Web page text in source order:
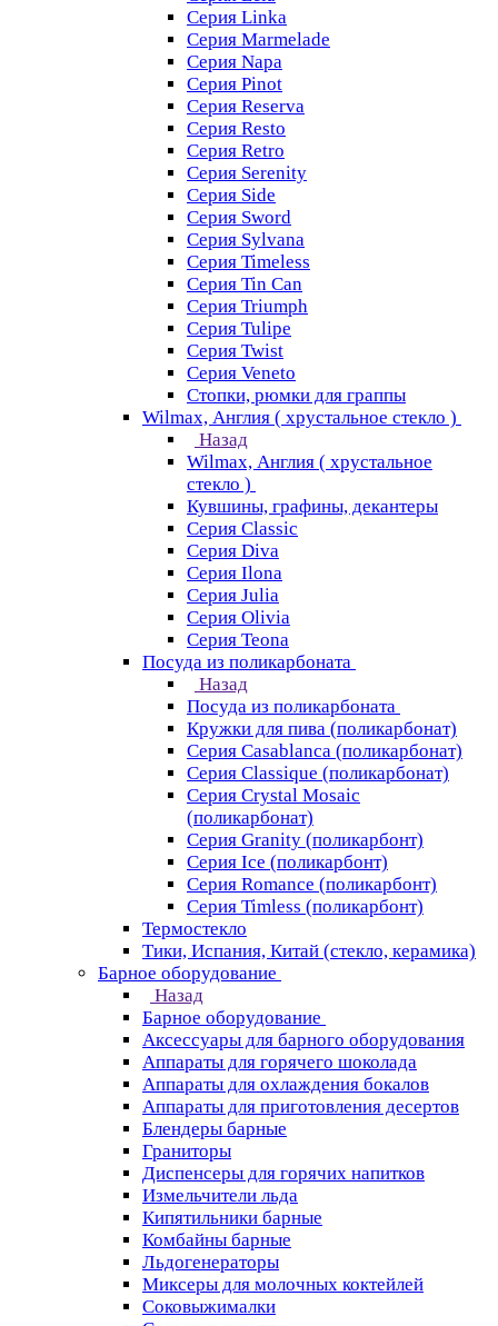
Серия Linka
Серия Marmelade
Серия Napa
Серия Pinot
Серия Reserva
Серия Resto
Серия Retro
Серия Serenity
Серия Side
Серия Sword
Серия Sуlvana
Серия Timeless
Серия Tin Can
Серия Triumph
Серия Tulipe
Серия Twist
Серия Veneto
Стопки, рюмки для граппы
Wilmax, Англия ( хрустальное стекло )
Назад
Wilmax, Англия ( хрустальное
стекло )
Кувшины, графины, декантеры
Серия Classic
Серия Diva
Серия Ilona
Серия Julia
Серия Olivia
Серия Teona
Посуда из поликарбоната
Назад
Посуда из поликарбоната
Кружки для пива (поликарбонат)
Серия Casablanсa (поликарбонат)
Серия Classique (поликарбонат)
Серия Crystal Mosaic
(поликарбонат)
Серия Granity (поликарбонт)
Серия Ice (поликарбонт)
Серия Romance (поликарбонт)
Серия Timless (поликарбонт)
Термостекло
Тики, Испания, Китай (стекло, керамика)
Барное оборудование
Назад
Барное оборудование
Аксессуары для барного оборудования
Аппараты для горячего шоколада
Аппараты для охлаждения бокалов
Аппараты для приготовления десертов
Блендеры барные
Граниторы
Диспенсеры для горячих напитков
Измельчители льда
Кипятильники барные
Комбайны барные
Льдогенераторы
Миксеры для молочных коктейлей
Соковыжималки